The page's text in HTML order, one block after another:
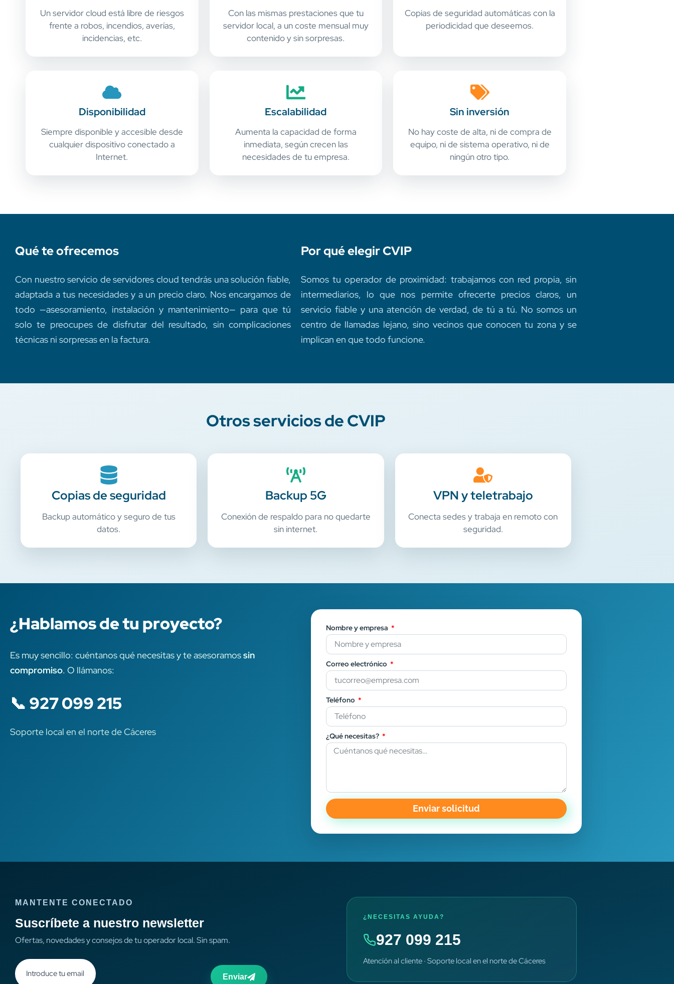
Un servidor cloud está libre de riesgos
frente a robos, incendios, averías,
incidencias, etc.
Con las mismas prestaciones que tu
servidor local, a un coste mensual muy
contenido y sin sorpresas.
Copias de seguridad automáticas con la
periodicidad que deseemos.
Disponibilidad
Siempre disponible y accesible desde
cualquier dispositivo conectado a
Internet.
Escalabilidad
Aumenta la capacidad de forma
inmediata, según crecen las
necesidades de tu empresa.
Sin inversión
No hay coste de alta, ni de compra de
equipo, ni de sistema operativo, ni de
ningún otro tipo.
Qué te ofrecemos
Con nuestro servicio de servidores cloud tendrás una solución fiable,
adaptada a tus necesidades y a un precio claro. Nos encargamos de
todo —asesoramiento, instalación y mantenimiento— para que tú
solo te preocupes de disfrutar del resultado, sin complicaciones
técnicas ni sorpresas en la factura.
Por qué elegir CVIP
Somos tu operador de proximidad: trabajamos con red propia, sin
intermediarios, lo que nos permite ofrecerte precios claros, un
servicio fiable y una atención de verdad, de tú a tú. No somos un
centro de llamadas lejano, sino vecinos que conocen tu zona y se
implican en que todo funcione.
Otros servicios de CVIP
Copias de seguridad
Backup automático y seguro de tus
datos.
Backup 5G
Conexión de respaldo para no quedarte
sin internet.
VPN y teletrabajo
Conecta sedes y trabaja en remoto con
seguridad.
¿Hablamos de tu proyecto?
Es muy sencillo: cuéntanos qué necesitas y te asesoramossin
compromiso. O llámanos:
📞 927 099 215
Soporte local en el norte de Cáceres
Nombre y empresa
Correo electrónico
Teléfono
¿Qué necesitas?
Enviar solicitud
MANTENTE CONECTADO
Suscríbete a nuestro newsletter
Ofertas, novedades y consejos de tu operador local. Sin spam.
Enviar
¿NECESITAS AYUDA?
927 099 215
Atención al cliente · Soporte local en el norte de Cáceres